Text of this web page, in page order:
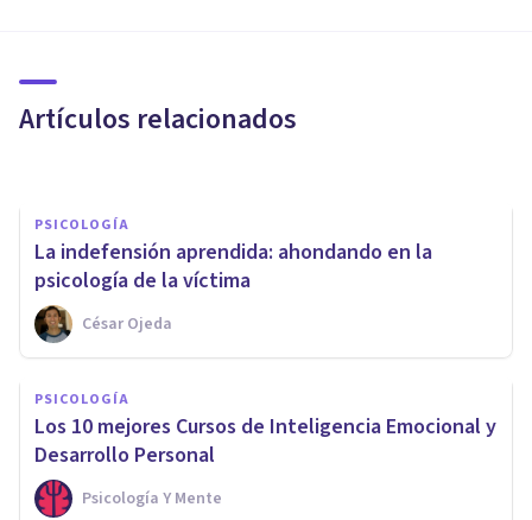
Artículos relacionados
depresión por desempleo
PSICOLOGÍA
La indefensión aprendida: ahondando en la
psicología de la víctima
César Ojeda
PSICOLOGÍA
Los 10 mejores Cursos de Inteligencia Emocional y
Desarrollo Personal
Psicología Y Mente
Salud emocional: 8 consejos
para mejorarla
Juan Armando Corbin